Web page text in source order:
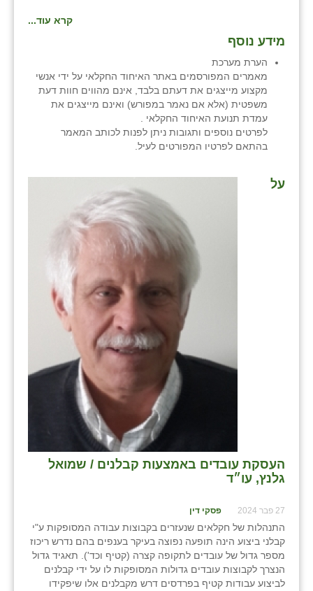
קרא עוד...
מידע נוסף
הערת מערכת
מאמרים המפורסמים באתר האיחוד החקלאי על ידי אנשי
מקצוע מייצגים את דעתם בלבד, אינם מהווים חוות דעת
משפטית (אלא אם נאמר במפורש) ואינם מייצגים את
עמדת תנועת האיחוד החקלאי .
לפרטים נוספים ותגובות ניתן לפנות לכותב המאמר
בהתאם לפרטיו המפורטים לעיל.
על
העסקת עובדים באמצעות קבלנים / שמואל
גלנץ, עו״ד
27 פבר 2024 פסקי דין
התנהלות של חקלאים שנעזרים בקבוצות עבודה המסופקות ע"י
קבלני ביצוע הינה תופעה נפוצה בעיקר בענפים בהם נדרש ריכוז
מספר גדול של עובדים לתקופה קצרה (קטיף וכד'). תאגיד גדול
הנצרך לקבוצות עובדים גדולות המסופקות לו על ידי קבלנים
לביצוע עבודות קטיף בפרדסים דרש מקבלנים אלו שיפקידו